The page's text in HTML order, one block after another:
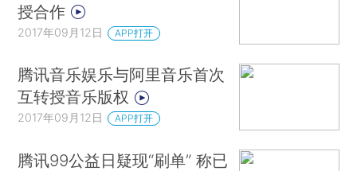
授合作
2017年09月12日 APP打开
腾讯音乐娱乐与阿里音乐首次
互转授音乐版权
2017年09月12日 APP打开
腾讯99公益日疑现“刷单” 称已